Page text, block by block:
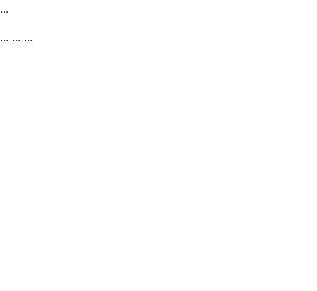
...
... ... ...